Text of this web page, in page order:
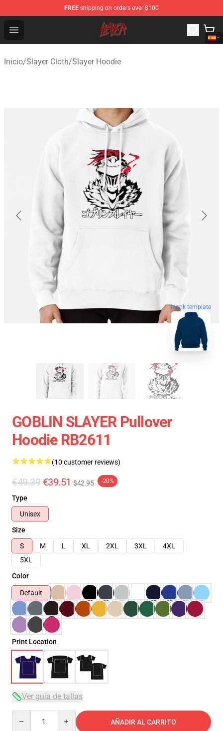
FREE shipping on orders over $100
Open menu
Slayer Store - Official Slayer Merchandise Shop
Inicio/Slayer Cloth/Slayer Hoodie
blank template
GOBLIN SLAYER Pullover
Hoodie RB2611
(10 customer reviews)
€49.39 €39.51 $42.95 -20%
Type
Unisex
Size
S
M L XL 2XL 3XL
4XL
5XL
Color
Default
Print Location
Ver guía de tallas
AÑADIR AL CARRITO